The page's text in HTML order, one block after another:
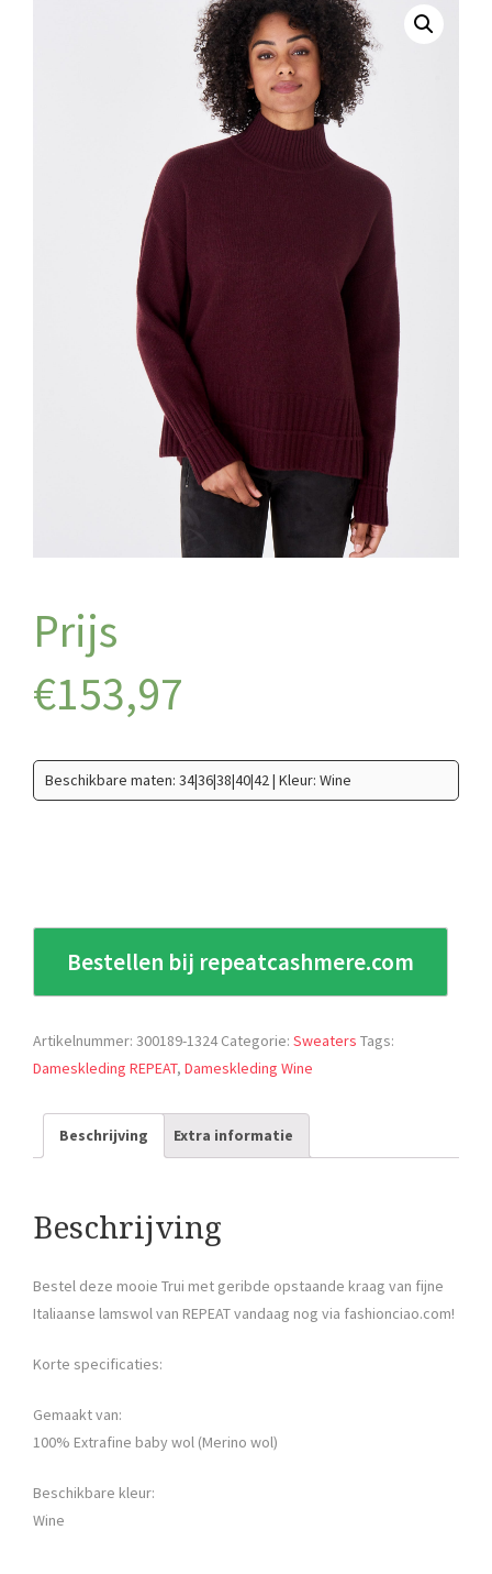
€153,97
Beschikbare maten: 34|36|38|40|42 | Kleur: Wine
Bestellen bij repeatcashmere.com
Artikelnummer: 300189-1324 Categorie: Sweaters Tags:
Dameskleding REPEAT, Dameskleding Wine
Beschrijving Extra informatie
Beschrijving
Bestel deze mooie Trui met geribde opstaande kraag van fijne
Italiaanse lamswol van REPEAT vandaag nog via fashionciao.com!
Korte specificaties:
Gemaakt van:
100% Extrafine baby wol (Merino wol)
Beschikbare kleur:
Wine